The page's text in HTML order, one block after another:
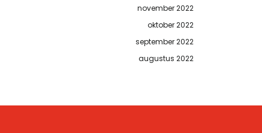
november 2022
oktober 2022
september 2022
augustus 2022